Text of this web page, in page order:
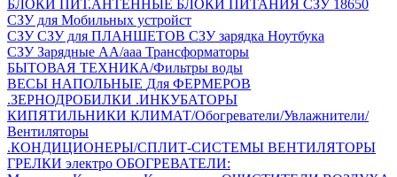
БЛОКИ ПИТ.АНТЕННЫЕ БЛОКИ ПИТАНИЯ СЗУ 18650
СЗУ для Мобильных устройст
СЗУСЗУ для ПЛАНШЕТОВ СЗУ зарядка Ноутбука
СЗУ Зарядные АА/ааа Трансформаторы
БЫТОВАЯ ТЕХНИКА/Фильтры воды
ВЕСЫ НАПОЛЬНЫЕ Для ФЕРМЕРОВ
.ЗЕРНОДРОБИЛКИ .ИНКУБАТОРЫ
КИПЯТИЛЬНИКИ КЛИМАТ/Обогреватели/Увлажнители/
Вентиляторы
.КОНДИЦИОНЕРЫ/СПЛИТ-СИСТЕМЫ ВЕНТИЛЯТОРЫ
ГРЕЛКИ электро ОБОГРЕВАТЕЛИ: